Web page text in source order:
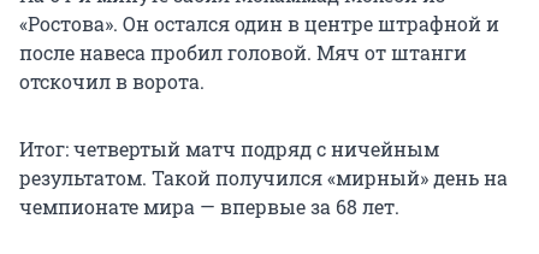
«Ростова». Он остался один в центре штрафной и
после навеса пробил головой. Мяч от штанги
отскочил в ворота.
Итог: четвертый матч подряд с ничейным
результатом. Такой получился «мирный» день на
чемпионате мира — впервые за 68 лет.